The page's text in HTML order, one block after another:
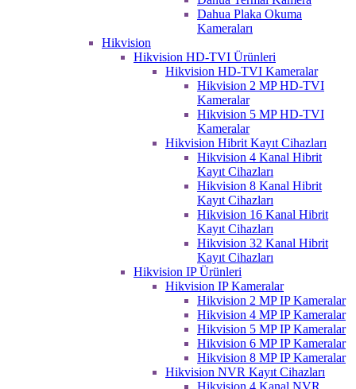
Dahua Plaka Okuma
Kameraları
Hikvision
Hikvision HD-TVI Ürünleri
Hikvision HD-TVI Kameralar
Hikvision 2 MP HD-TVI
Kameralar
Hikvision 5 MP HD-TVI
Kameralar
Hikvision Hibrit Kayıt Cihazları
Hikvision 4 Kanal Hibrit
Kayıt Cihazları
Hikvision 8 Kanal Hibrit
Kayıt Cihazları
Hikvision 16 Kanal Hibrit
Kayıt Cihazları
Hikvision 32 Kanal Hibrit
Kayıt Cihazları
Hikvision IP Ürünleri
Hikvision IP Kameralar
Hikvision 2 MP IP Kameralar
Hikvision 4 MP IP Kameralar
Hikvision 5 MP IP Kameralar
Hikvision 6 MP IP Kameralar
Hikvision 8 MP IP Kameralar
Hikvision NVR Kayıt Cihazları
Hikvision 4 Kanal NVR